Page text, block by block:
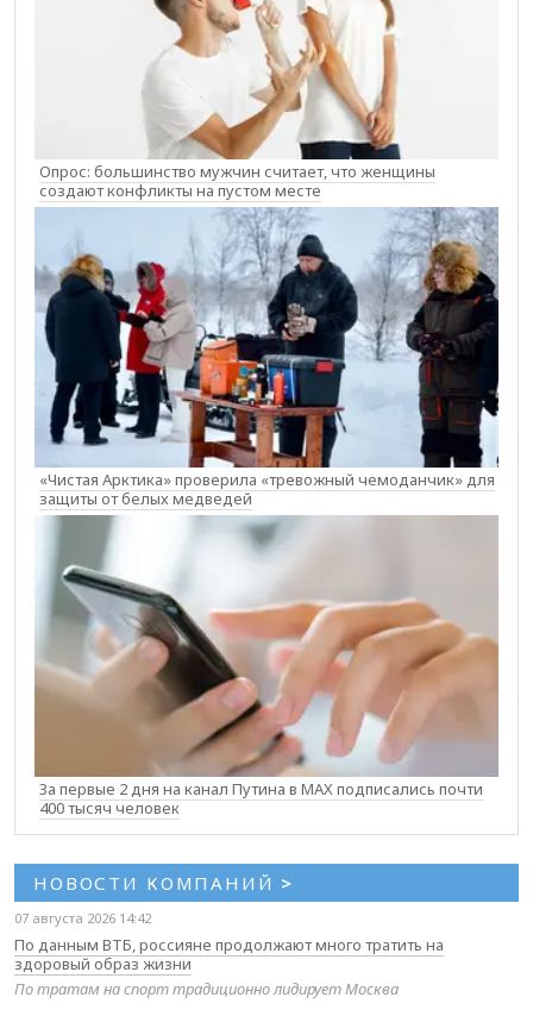
Опрос: большинство мужчин считает, что женщины
создают конфликты на пустом месте
«Чистая Арктика» проверила «тревожный чемоданчик» для
защиты от белых медведей
За первые 2 дня на канал Путина в MAX подписались почти
400 тысяч человек
НОВОСТИ КОМПАНИЙ >
07 августа 2026 14:42
По данным ВТБ, россияне продолжают много тратить на
здоровый образ жизни
По тратам на спорт традиционно лидирует Москва